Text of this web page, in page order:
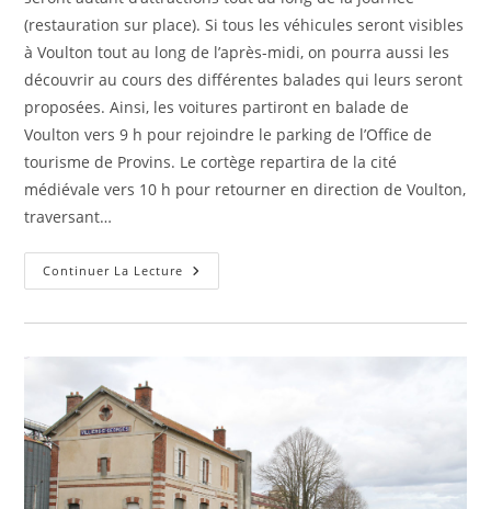
(restauration sur place). Si tous les véhicules seront visibles
à Voulton tout au long de l’après-midi, on pourra aussi les
découvrir au cours des différentes balades qui leurs seront
proposées. Ainsi, les voitures partiront en balade de
Voulton vers 9 h pour rejoindre le parking de l’Office de
tourisme de Provins. Le cortège repartira de la cité
médiévale vers 10 h pour retourner en direction de Voulton,
traversant…
Continuer La Lecture Les
Véhicules